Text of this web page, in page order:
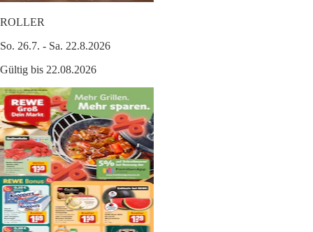
ROLLER
So. 26.7. - Sa. 22.8.2026
Gültig bis 22.08.2026